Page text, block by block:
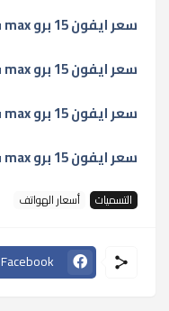
سعر ايفون 15 برو max في تركيا
سعر ايفون 15 برو max في الإمارات
سعر ايفون 15 برو max في مصر 2023
سعر ايفون 15 برو max في السعودية 2023
التسميات أسعار الهواتف
Facebook